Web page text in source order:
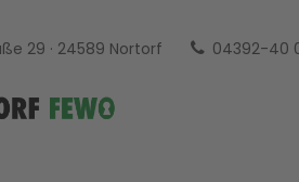
29 · 24589 Nortorf 04392-40